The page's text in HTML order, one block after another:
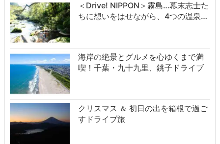
＜Drive! NIPPON＞霧島…幕末志士た
ちに想いをはせながら、4つの温泉…
海岸の絶景とグルメを心ゆくまで満
喫！千葉・九十九里、銚子ドライブ
クリスマス ＆ 初日の出を箱根で過ご
すドライブ旅